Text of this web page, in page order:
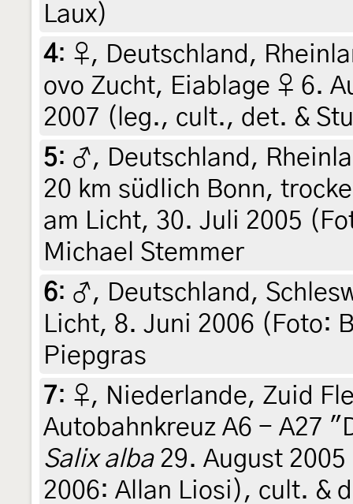
Laux)
4: ♀, Deutschland,
ovo Zucht, Eiablage ♀ 6.
2007 (leg., cult., det. &
5: ♂, Deutschland,
20 km südlich Bonn,
am Licht, 30. Juli 2005
Michael Stemmer
6: ♂, Deutschland,
Licht, 8. Juni 2006 (Foto:
Piepgras
7: ♀, Niederlande, Zuid
Autobahnkreuz A6 - A27
Salix alba29. August
2006: Allan Liosi), cult. &